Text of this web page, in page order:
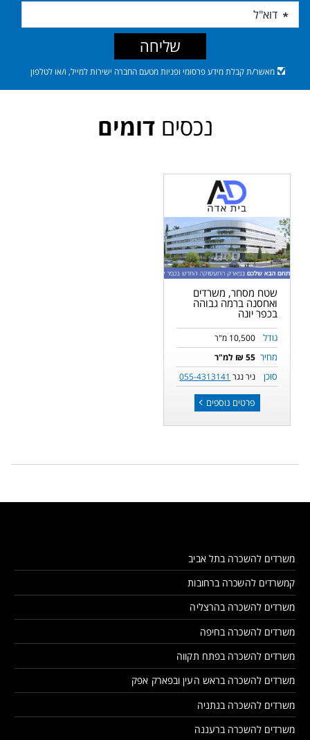
מאשר/ת קבלת מידע פרסומי ופניות מטעם החברה ישירות למייל, ו/או לטלפון
שליחה
נכסיםדומים
שטח מסחר, משרדים
ואחסנה ברמה גבוהה
בכפר יונה
גודל 10,500 מ"ר
מחיר 55 ₪ למ"ר
סוכן ניר נגר 055-4313141
פרטים נוספים
משרדים להשכרה בתל אביב
קמשרדים להשכרה ברחובות
משרדים להשכרה בהרצליה
משרדים להשכרה בחיפה
משרדים להשכרה בפתח תקווה
משרדים להשכרה בראש העין ובפארק אפק
משרדים להשכרה בנתניה
משרדים להשכרה ברעננה